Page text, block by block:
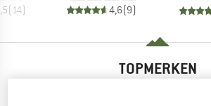
(14) 4,6(9)
TOPMERKEN